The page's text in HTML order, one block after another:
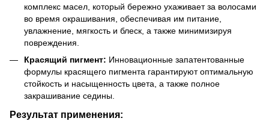
комплекс масел, который бережно ухаживает за волосами
во время окрашивания, обеспечивая им питание,
увлажнение, мягкость и блеск, а также минимизируя
повреждения.
Красящий пигмент: Инновационные запатентованные
формулы красящего пигмента гарантируют оптимальную
стойкость и насыщенность цвета, а также полное
закрашивание седины.
Результат применения: